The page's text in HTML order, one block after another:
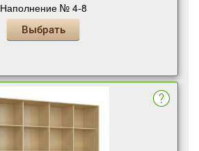
Наполнение № 4-8
Выбрать